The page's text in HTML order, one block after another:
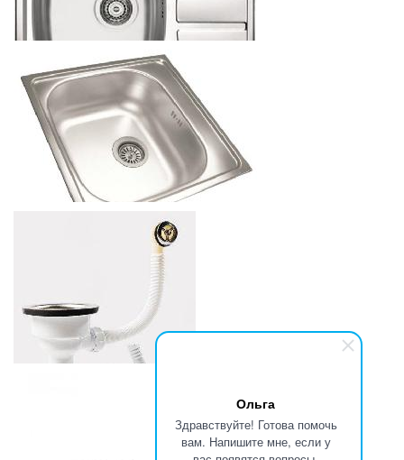
Ольга
Здравствуйте! Готова помочь
вам. Напишите мне, если у
от 1113.84р.
МОЙКА ВРЕЗНАЯ ZOOM 10 - 615X500ММ, САТИН
1013.04 р.
МОЙКА НАКЛАДНАЯ (ЛЕН)
от 546р.